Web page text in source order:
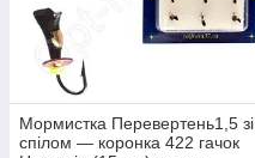
Мормистка Перевертень1,5 зі
спілом — коронка 422 гачок